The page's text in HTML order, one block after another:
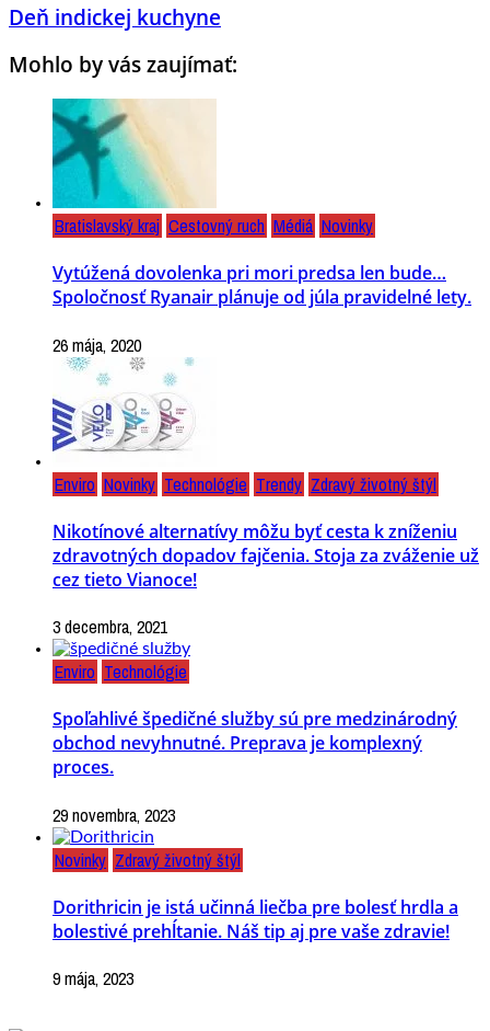
Deň indickej kuchyne
Mohlo by vás zaujímať:
Bratislavský kraj Cestovný ruch Médiá Novinky
Vytúžená dovolenka pri mori predsa len bude…
Spoločnosť Ryanair plánuje od júla pravidelné lety.
26 mája, 2020
Enviro Novinky Technológie Trendy Zdravý životný štýl
Nikotínové alternatívy môžu byť cesta k zníženiu
zdravotných dopadov fajčenia. Stoja za zváženie už
cez tieto Vianoce!
3 decembra, 2021
Enviro Technológie
Spoľahlivé špedičné služby sú pre medzinárodný
obchod nevyhnutné. Preprava je komplexný
proces.
29 novembra, 2023
Novinky Zdravý životný štýl
Dorithricin je istá učinná liečba pre bolesť hrdla a
bolestivé prehĺtanie. Náš tip aj pre vaše zdravie!
9 mája, 2023